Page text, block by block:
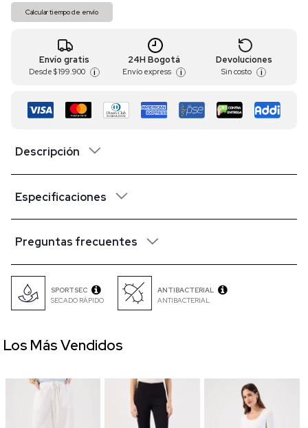
Calcular tiempo de envío
Envío gratis
Desde $ 199.900 i
24H Bogotá
Envío express i
Devoluciones
Sin costo i
Descripción
Especificaciones
Preguntas frecuentes
SPORTSEC
SECADO RÁPIDO
ANTIBACTERIAL
ANTIBACTERIAL
Los Más Vendidos